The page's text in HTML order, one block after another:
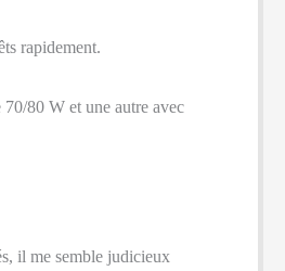
rapidement.
80 W et une autre avec
il me semble judicieux